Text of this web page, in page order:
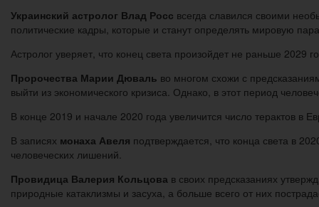
Украинский астролог Влад Росс всегда славился своими
политические кадры, которые и станут определять мировую
Астролог уверяет, что конец света произойдет не раньше 2029
Пророчества Марии Дюваль во многом схожи с
выйти из экономического кризиса. Однако, в этот период
В конце 2019 и начале 2020 года увеличится число терактов в
В записях монаха Авеля подтверждается, что конца света в
человеческих лишений.
Провидица Валерия Кольцова в своих предсказаниях
природные катаклизмы и засуха, а больше всего от них